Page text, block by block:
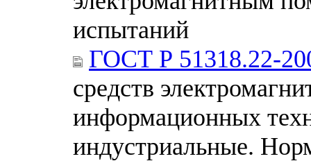
испытаний
ГОСТ Р 51318.22-
средств
информационных
индустриальные.